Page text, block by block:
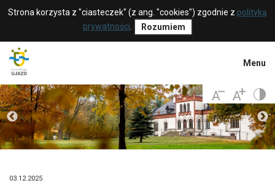
Strona korzysta z "ciasteczek" (z ang. "cookies") zgodnie z polityką
prywatności
Rozumiem
Menu
03.12.2025